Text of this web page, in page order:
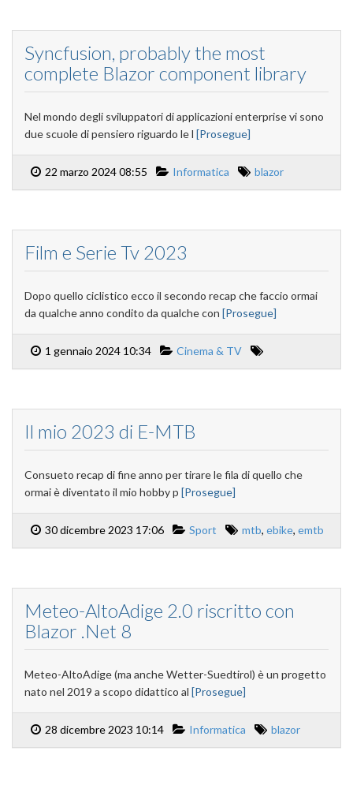
Syncfusion, probably the most
complete Blazor component library
Nel mondo degli sviluppatori di applicazioni enterprise vi sono
due scuole di pensiero riguardo le l [Prosegue]
22 marzo 2024 08:55 Informatica blazor
Film e Serie Tv 2023
Dopo quello ciclistico ecco il secondo recap che faccio ormai
da qualche anno condito da qualche con [Prosegue]
1 gennaio 2024 10:34 Cinema & TV
Il mio 2023 di E-MTB
Consueto recap di fine anno per tirare le fila di quello che
ormai è diventato il mio hobby p [Prosegue]
30 dicembre 2023 17:06 Sport mtb, ebike, emtb
Meteo-AltoAdige 2.0 riscritto con
Blazor .Net 8
Meteo-AltoAdige (ma anche Wetter-Suedtirol) è un progetto
nato nel 2019 a scopo didattico al [Prosegue]
28 dicembre 2023 10:14 Informatica blazor